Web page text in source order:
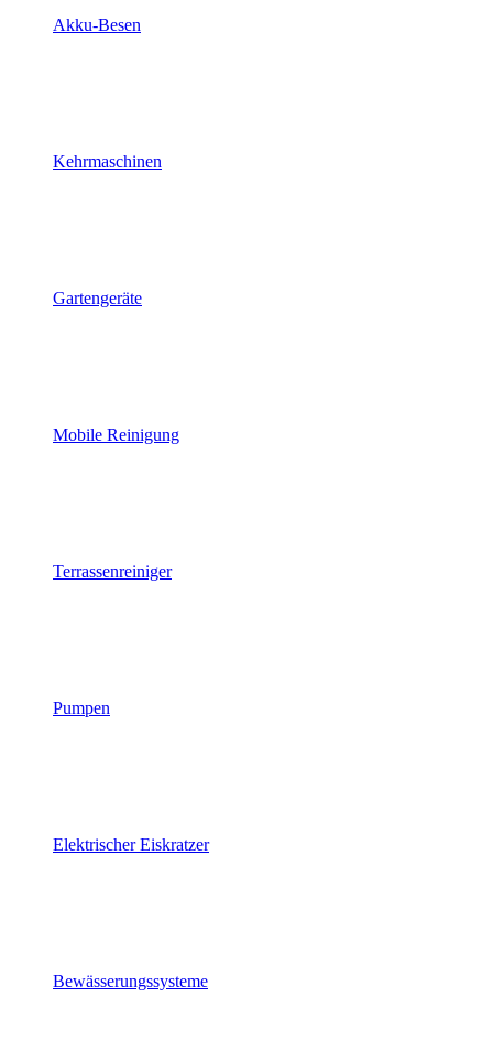
Akku-Besen
Kehrmaschinen
Gartengeräte
Mobile Reinigung
Terrassenreiniger
Pumpen
Elektrischer Eiskratzer
Bewässerungssysteme